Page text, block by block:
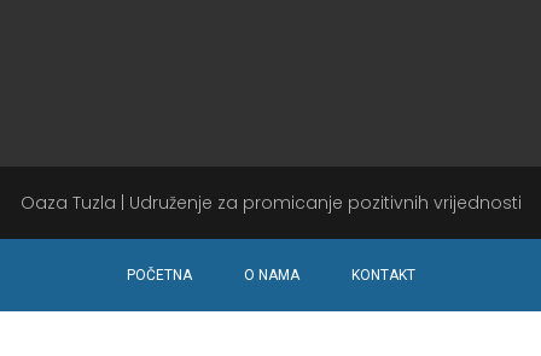
Oaza Tuzla | Udruženje za promicanje pozitivnih vrijednosti
POČETNA O NAMA KONTAKT